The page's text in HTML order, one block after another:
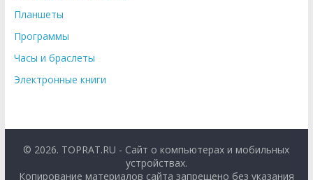
Планшеты
Программы
Часы и браслеты
Электронные книги
© 2026. TOPRAT.RU - Сайт о компьютерах и мобильных
устройствах.
Копирование материалов сайта запрещено без указания